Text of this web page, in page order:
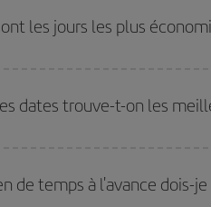
horaires de votre aller-retour.
les jours les plus
où vous voulez aller et à quelles
pour les jours proches
dates trouve-t-on les
scolaires sont en haute saison.
des meilleurs prix.
de temps à l'avance dois-